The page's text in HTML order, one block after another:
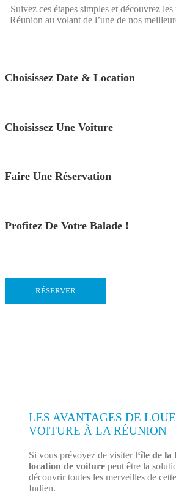
Suivez ces étapes simples et découvrez
Réunion au volant de l’une de nos
Choisissez Date & Location
Choisissez Une Voiture
Faire Une Réservation
Profitez De Votre Balade !
RÉSERVER
LES AVANTAGES DE
VOITURE À LA RÉUNION
Si vous prévoyez de visiter l‘île de la
location de voiturepeut être la
découvrir toutes les merveilles de
Indien.